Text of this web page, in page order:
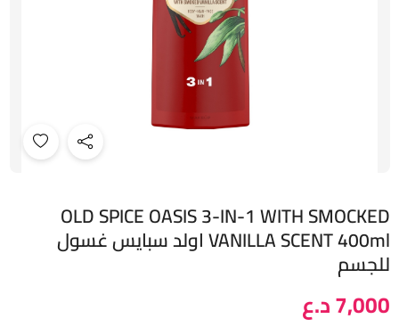
OLD SPICE OASIS 3-IN-1 WITH SMOCKED
VANILLA SCENT 400ml اولد سبايس غسول
للجسم
7,000 د.ع